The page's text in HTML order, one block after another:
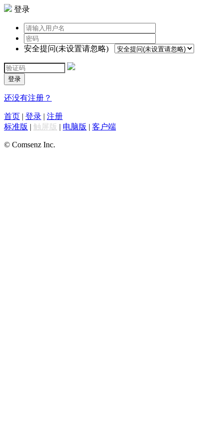
登录
安全提问(未设置请忽略)
登录
还没有注册？
首页 | 登录 | 注册
标准版 | 触屏版 | 电脑版 | 客户端
© Comsenz Inc.